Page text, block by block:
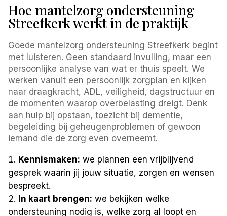
Hoe mantelzorg ondersteuning
Streefkerk werkt in de praktijk
Goede mantelzorg ondersteuning Streefkerk begint
met luisteren. Geen standaard invulling, maar een
persoonlijke analyse van wat er thuis speelt. We
werken vanuit een persoonlijk zorgplan en kijken
naar draagkracht, ADL, veiligheid, dagstructuur en
de momenten waarop overbelasting dreigt. Denk
aan hulp bij opstaan, toezicht bij dementie,
begeleiding bij geheugenproblemen of gewoon
iemand die de zorg even overneemt.
Kennismaken: we plannen een vrijblijvend
gesprek waarin jij jouw situatie, zorgen en wensen
bespreekt.
In kaart brengen: we bekijken welke
ondersteuning nodig is, welke zorg al loopt en